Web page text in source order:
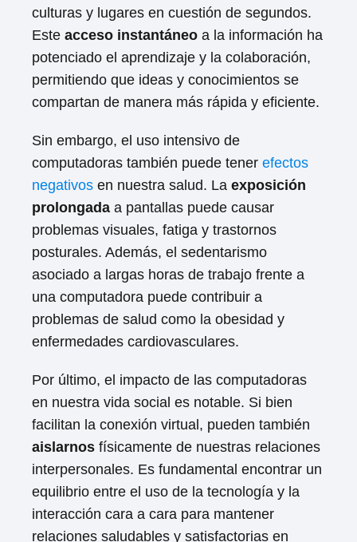
culturas y lugares en cuestión de segundos.
Este acceso instantáneo a la información ha
potenciado el aprendizaje y la colaboración,
permitiendo que ideas y conocimientos se
compartan de manera más rápida y eficiente.
Sin embargo, el uso intensivo de
computadoras también puede tener efectos
negativos en nuestra salud. La exposición
prolongada a pantallas puede causar
problemas visuales, fatiga y trastornos
posturales. Además, el sedentarismo
asociado a largas horas de trabajo frente a
una computadora puede contribuir a
problemas de salud como la obesidad y
enfermedades cardiovasculares.
Por último, el impacto de las computadoras
en nuestra vida social es notable. Si bien
facilitan la conexión virtual, pueden también
aislarnos físicamente de nuestras relaciones
interpersonales. Es fundamental encontrar un
equilibrio entre el uso de la tecnología y la
interacción cara a cara para mantener
relaciones saludables y satisfactorias en